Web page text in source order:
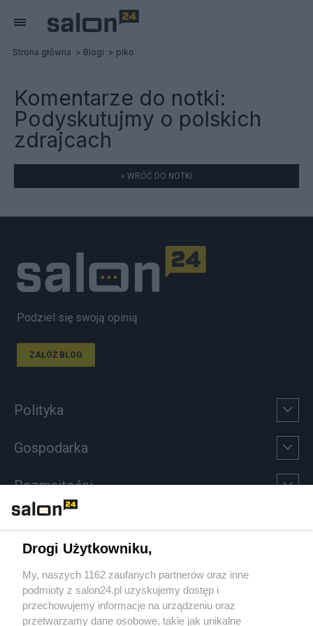
Strona główna Blogi piko
Komentarze do notki:
Podyskutujmy o polskich
zdrajcach
« WRÓĆ DO NOTKI
Podziel się swoją opinią
ZAŁÓŻ BLOG
Polityka
Gospodarka
Rozmaitości
Sport
Społeczeństwo
Drogi Użytkowniku,
My, naszych 1162 zaufanych partnerów oraz inne
podmioty z salon24.pl uzyskujemy dostęp i
przechowujemy informacje na urządzeniu oraz
przetwarzamy dane osobowe, takie jak unikalne